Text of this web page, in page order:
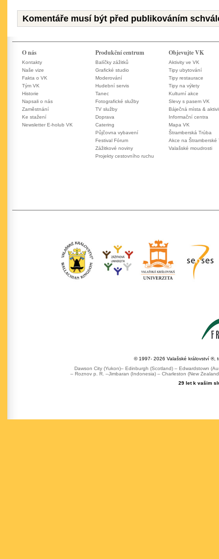
Komentáře musí být před publikováním
O nás
Kontakty
Naše vize
Fakta o VK
Tým VK
Historie
Napsali o nás
Zaměstnání
Ke stažení
Newsletter E-holub VK
Produkční centrum
Balíčky zážitků
Grafické studio
Moderování
Hudební servis
Tanec
Fotografické služby
TV služby
Doprava
Catering
Půjčovna vybavení
Festival Fórum
Zážitkové noviny
Projekty cestovního ruchu
Objevujte VK
Aktivity ve VK
Tipy ubytování
Tipy restaurace
Tipy na výlety
Kulturní akce
Slevy s pasem VK
Báječná místa &
Informační centra
Mapa VK
Štramberská Trúba
Akce na Štramberské
Valašské moudrosti
© 1997- 2026 Valašské království ®,
Dawson City (Yukon)– Edinburgh (Scotland) – Edwardstown
– Roznov p. R. –Jimbaran (Indonesia) – Charleston (New
29 let k vašim